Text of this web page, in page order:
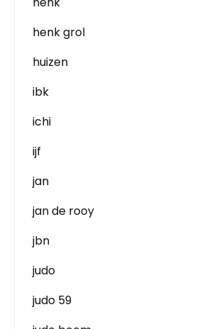
henk grol
huizen
ibk
ichi
ijf
jan
jan de rooy
jbn
judo
judo 59